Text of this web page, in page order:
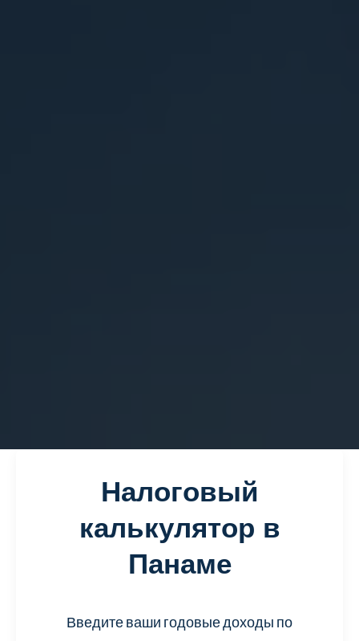
Налоговый
калькулятор в
Панаме
Введите ваши годовые доходы по